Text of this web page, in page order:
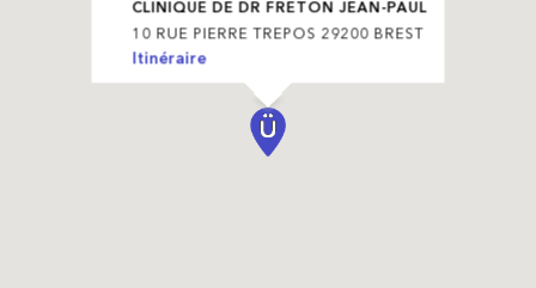
CLINIQUE DE DR FRETON JEAN-PAUL
10 RUE PIERRE TREPOS 29200 BREST
Itinéraire